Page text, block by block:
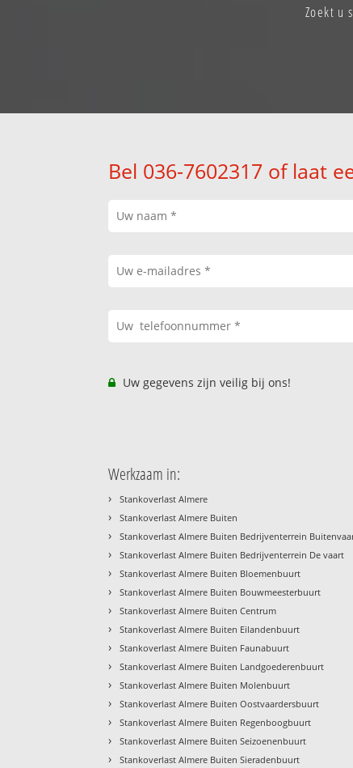
Zoekt u
Bel 036-7602317 of laat
Uw gegevens zijn veilig bij ons!
Werkzaam in:
› Stankoverlast Almere
› Stankoverlast Almere Buiten
› Stankoverlast Almere Buiten Bedrijventerrein
› Stankoverlast Almere Buiten Bedrijventerrein De vaart
› Stankoverlast Almere Buiten Bloemenbuurt
› Stankoverlast Almere Buiten Bouwmeesterbuurt
› Stankoverlast Almere Buiten Centrum
› Stankoverlast Almere Buiten Eilandenbuurt
› Stankoverlast Almere Buiten Faunabuurt
› Stankoverlast Almere Buiten Landgoederenbuurt
› Stankoverlast Almere Buiten Molenbuurt
› Stankoverlast Almere Buiten Oostvaardersbuurt
› Stankoverlast Almere Buiten Regenboogbuurt
› Stankoverlast Almere Buiten Seizoenenbuurt
› Stankoverlast Almere Buiten Sieradenbuurt